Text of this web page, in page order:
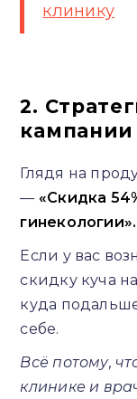
клинику
2.
кампании
Глядя на
— «Скидка
гинекологии».
Если у вас
скидку куча
куда
себе.
Всё потому,
клинике и